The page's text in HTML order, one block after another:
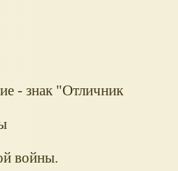
- знак "Отличник
войны.